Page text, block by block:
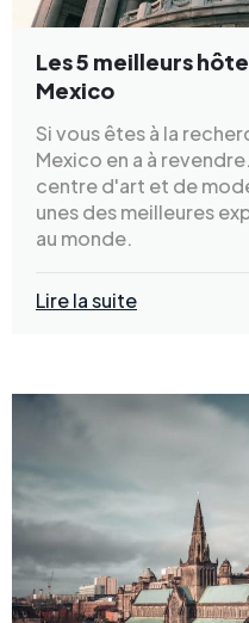
Les 5 meilleurs
Mexico
Si vous êtes à la
Mexico en a à
centre d'art et de
unes des meilleures
au monde.
Lire la suite